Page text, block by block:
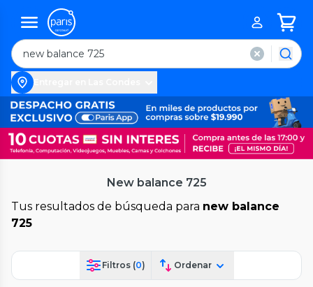
New balance 725
Tus resultados de búsqueda para new balance
725
Filtros (0) Ordenar